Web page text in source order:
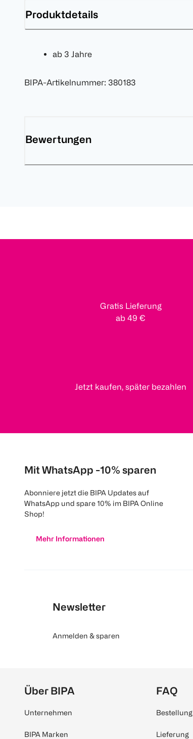
Produktdetails
ab 3 Jahre
BIPA-Artikelnummer: 380183
Bewertungen
Gratis Lieferung
ab 49 €
Jetzt kaufen, später bezahlen
Mit WhatsApp -10% sparen
Abonniere jetzt die BIPA Updates auf
WhatsApp und spare 10% im BIPA Online
Shop!
Mehr Informationen
Newsletter
Anmelden & sparen
Über BIPA
Unternehmen
BIPA Marken
FAQ
Bestellung
Lieferung